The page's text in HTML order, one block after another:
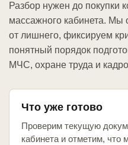
Разбор нужен до покупки
массажного кабинета. Мы
от лишнего, фиксируем
понятный порядок
МЧС, охране труда и
Что уже готово
Проверим текущую
кабинета и отметим, что